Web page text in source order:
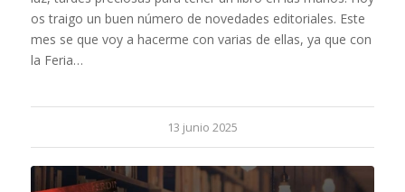
os traigo un buen número de novedades editoriales. Este
mes se que voy a hacerme con varias de ellas, ya que con
la Feria…
13 junio 2025